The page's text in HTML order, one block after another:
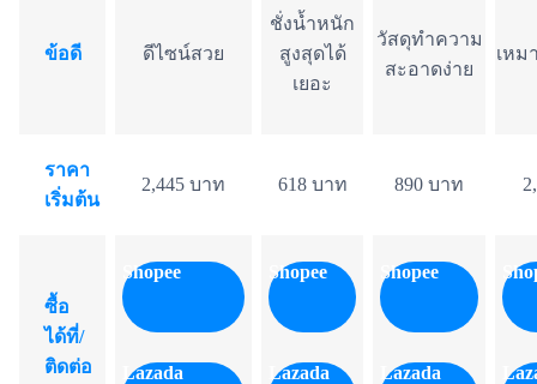
ข้อดี ดีไซน์สวย
ชั่งน้ำหนัก
สูงสุดได้
เยอะ
วัสดุทำความ
สะอาดง่าย
เหม
ราคา
เริ่มต้น
2,445 บาท 618 บาท 890 บาท
ซื้อ
ได้ที่/
ติดต่อ
Shopee
Lazada
Shopee
Lazada
Shopee
Lazada